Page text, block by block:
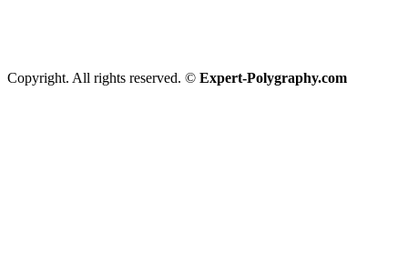
Copyright. All rights reserved. © Expert-Polygraphy.com